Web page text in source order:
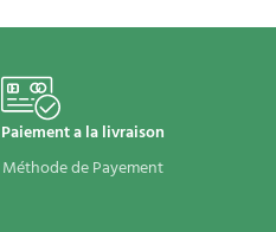
Paiement a la livraison
Méthode de Payement